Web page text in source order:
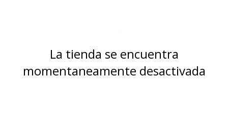
La tienda se encuentra
momentaneamente desactivada